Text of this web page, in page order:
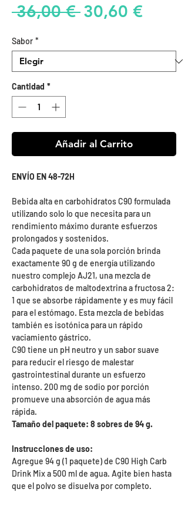
36,00 € Precio
30,60 €Precio
oferta
Sabor *
Cantidad *
Añadir al Carrito
ENVÍO EN 48-72H
Bebida alta en carbohidratos C90 formulada
utilizando solo lo que necesita para un
rendimiento máximo durante esfuerzos
prolongados y sostenidos.
Cada paquete de una sola porción brinda
exactamente 90 g de energía utilizando
nuestro complejo AJ21, una mezcla de
carbohidratos de maltodextrina a fructosa 2:
1 que se absorbe rápidamente y es muy fácil
para el estómago. Esta mezcla de bebidas
también es isotónica para un rápido
vaciamiento gástrico.
C90 tiene un pH neutro y un sabor suave
para reducir el riesgo de malestar
gastrointestinal durante un esfuerzo
intenso. 200 mg de sodio por porción
promueve una absorción de agua más
rápida.
Tamaño del paquete: 8 sobres de 94 g.
Instrucciones de uso:
Agregue 94 g (1 paquete) de C90 High Carb
Drink Mix a 500 ml de agua. Agite bien hasta
que el polvo se disuelva por completo.